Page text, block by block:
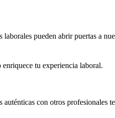
pueden abrir puertas a
tu experiencia laboral.
con otros profesionales